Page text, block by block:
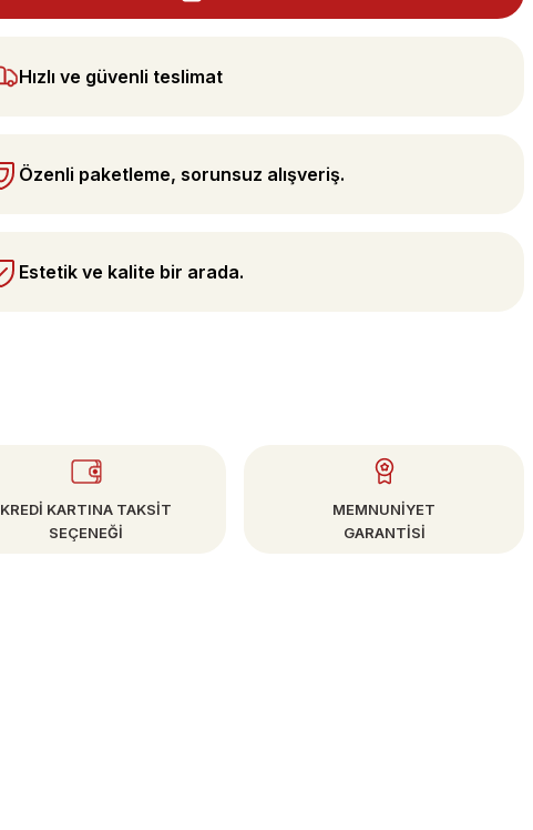
Hızlı ve güvenli teslimat
Özenli paketleme, sorunsuz alışveriş.
Estetik ve kalite bir arada.
KREDİ KARTINA TAKSİT
SEÇENEĞİ
MEMNUNİYET
GARANTİSİ